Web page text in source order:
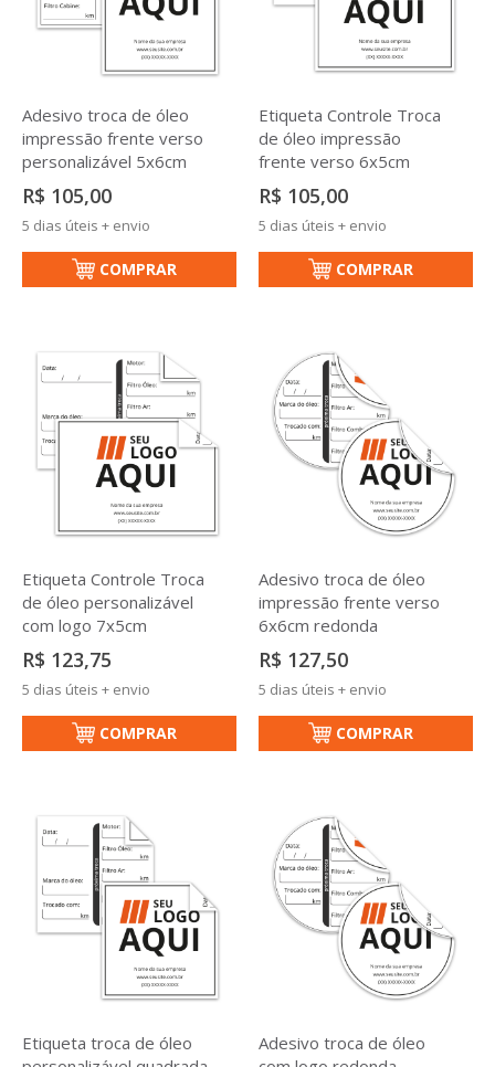
Adesivo troca de óleo
impressão frente verso
personalizável 5x6cm
R$ 105,00
5 dias úteis + envio
COMPRAR
Etiqueta Controle Troca
de óleo impressão
frente verso 6x5cm
R$ 105,00
5 dias úteis + envio
COMPRAR
Etiqueta Controle Troca
de óleo personalizável
com logo 7x5cm
R$ 123,75
5 dias úteis + envio
COMPRAR
Adesivo troca de óleo
impressão frente verso
6x6cm redonda
R$ 127,50
5 dias úteis + envio
COMPRAR
Etiqueta troca de óleo
Adesivo troca de óleo